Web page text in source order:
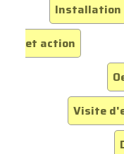
Installation
et action
Visite